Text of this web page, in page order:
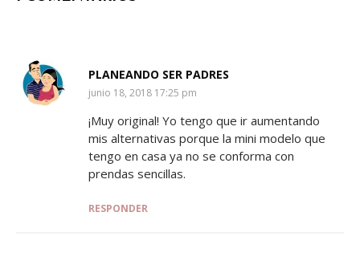
PLANEANDO SER PADRES
junio 18, 2018 17:25 pm
¡Muy original! Yo tengo que ir aumentando
mis alternativas porque la mini modelo que
tengo en casa ya no se conforma con
prendas sencillas.
RESPONDER